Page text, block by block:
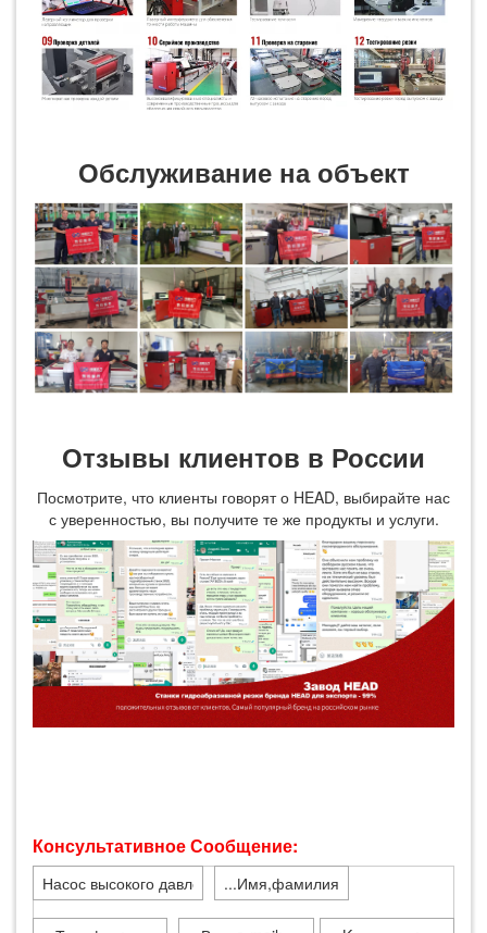
Обслуживание на объект
Отзывы клиентов в России
Посмотрите, что клиенты говорят о HEAD, выбирайте нас
с уверенностью, вы получите те же продукты и услуги.
Консультативное Сообщение: